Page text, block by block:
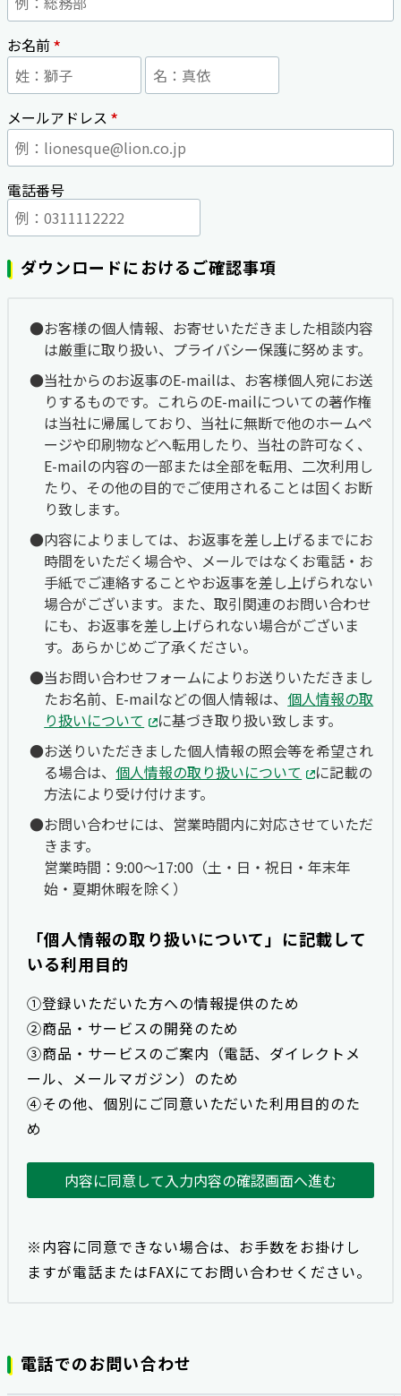
お名前*
メールアドレス *
電話番号
ダウンロードにおけるご確認事項
お客様の個人情報、お寄せいただきました相談内容
は厳重に取り扱い、プライバシー保護に努めます。
当社からのお返事のE-mailは、お客様個人宛にお送
りするものです。これらのE-mailについての著作権
は当社に帰属しており、当社に無断で他のホームペ
ージや印刷物などへ転用したり、当社の許可なく、
E-mailの内容の一部または全部を転用、二次利用し
たり、その他の目的でご使用されることは固くお断
り致します。
内容によりましては、お返事を差し上げるまでにお
時間をいただく場合や、メールではなくお電話・お
手紙でご連絡することやお返事を差し上げられない
場合がございます。また、取引関連のお問い合わせ
にも、お返事を差し上げられない場合がございま
す。あらかじめご了承ください。
当お問い合わせフォームによりお送りいただきまし
たお名前、E-mailなどの個人情報は、 個人情報の取
り扱いについて
に基づき取り扱い致します。
お送りいただきました個人情報の照会等を希望され
る場合は、 個人情報の取り扱いについて
に記載の
方法により受け付けます。
お問い合わせには、営業時間内に対応させていただ
きます。
営業時間：9:00〜17:00（土・日・祝日・年末年
始・夏期休暇を除く）
「個人情報の取り扱いについて」に記載して
いる利用目的
①登録いただいた方への情報提供のため
②商品・サービスの開発のため
③商品・サービスのご案内（電話、ダイレクトメ
ール、メールマガジン）のため
④その他、個別にご同意いただいた利用目的のた
め
内容に同意して入力内容の確認画面へ進む
※内容に同意できない場合は、お手数をお掛けし
ますが電話またはFAXにてお問い合わせください。
電話でのお問い合わせ